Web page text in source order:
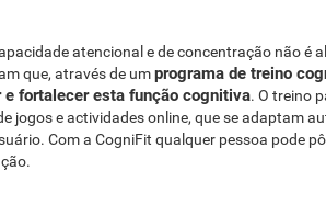
atencional e de concentração não é
que, através de umprograma de treino
e fortalecer esta função cognitiva. O treino
jogos e actividades online, que se adaptam
Com a CogniFit qualquer pessoa pode